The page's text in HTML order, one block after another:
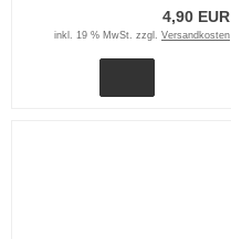
4,90 EUR
inkl. 19 % MwSt. zzgl. Versandkosten